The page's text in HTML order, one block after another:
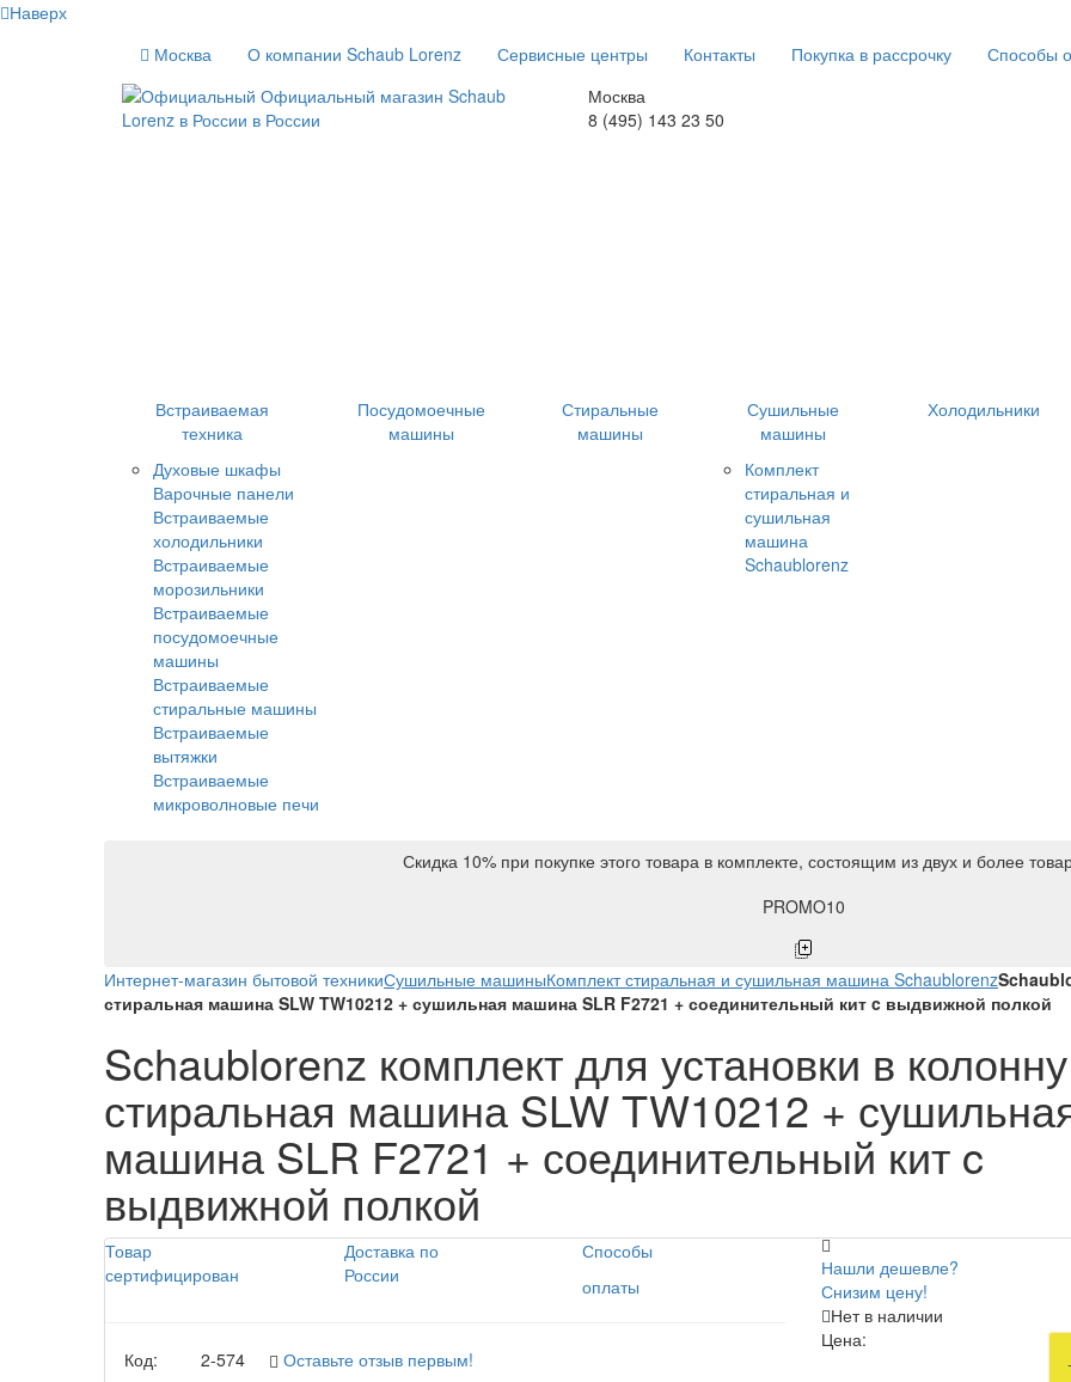
Наверх
Москва
О компании Schaub Lorenz Сервисные центры Контакты Покупка в рассрочку Способы
Москва
8 (495) 143 23 50
Встраиваемая
техника
Духовые шкафы
Варочные панели
Встраиваемые
холодильники
Встраиваемые
морозильники
Встраиваемые
посудомоечные
машины
Встраиваемые
стиральные машины
Встраиваемые
вытяжки
Встраиваемые
микроволновые печи
Посудомоечные
машины
Стиральные
машины
Сушильные
машины
Комплект
стиральная и
сушильная
машина
Schaublorenz
Холодильники
Скидка 10% при покупке этого товара в комплекте, состоящим из двух и более
PROMO10
Интернет-магазин бытовой техникиСушильные машиныКомплект стиральная и сушильная машина Schaublorenz
стиральная машина SLW TW10212 + сушильная машина SLR F2721 + соединительный кит c выдвижной полкой
Schaublorenz комплект для установки в колонну
стиральная машина SLW TW10212 +
машина SLR F2721 + соединительный кит c
выдвижной полкой
Товар
сертифицирован
Доставка по
России
Способы
оплаты
Код: 2-574 Оставьте отзыв первым!
Нашли дешевле?
Снизим цену!
Нет в наличии
Цена: